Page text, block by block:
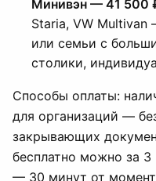
Минивэн — 41 500
Staria, VW Multivan
или семьи с
столики,
Способы оплаты:
для организаций —
закрывающих
бесплатно можно за
— 30 минут от